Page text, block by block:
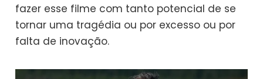
fazer esse filme com tanto potencial de se
tornar uma tragédia ou por excesso ou por
falta de inovação.